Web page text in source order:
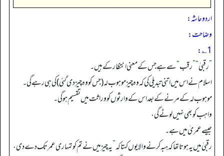
اردو حاشہ:
وضاحت:
1؎:
”رقبیٰ“
”رقب“سے ہے جس کے معنی انتظار کے ہیں۔
اسلام نے اس میں اتنی تبدیلی کی کہ وہ چیز موہوب لہ (جس کو وہ چیز دی گئی) کی ہی رہے گی۔
موہوب لہ کے مرنے کے بعد اس کے وارثوں کو وراثت میں تقسیم ہوگی۔
واہب کو بھی نہیں لوٹے گی،
جیسے عمریٰ میں ہے۔
رقبیٰ میں یہ ہوتا تھا کہ ہبہ کرنے والا یوں کہتا کہ”یہ چیز میں نے تم کو تمہاری عمر تک دے دی،